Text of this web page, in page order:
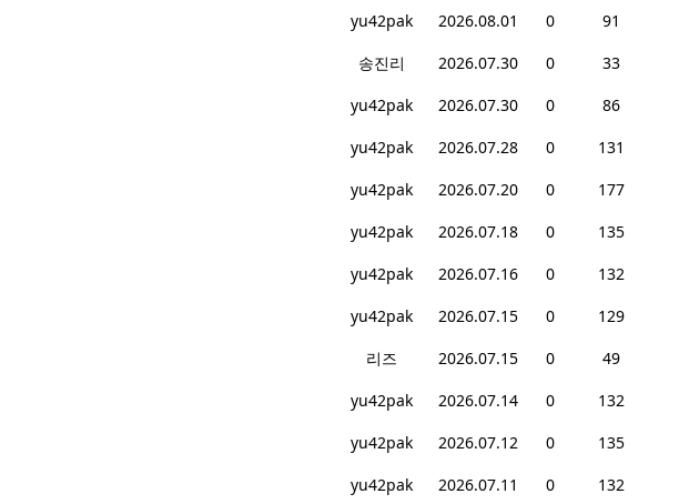
yu42pak 2026.08.01 0
91
송진리 2026.07.30 0
33
yu42pak 2026.07.30 0
86
yu42pak 2026.07.28 0
131
yu42pak 2026.07.20 0
177
yu42pak 2026.07.18 0
135
yu42pak 2026.07.16 0
132
yu42pak 2026.07.15 0
129
리즈 2026.07.15 0
49
yu42pak 2026.07.14 0
132
yu42pak 2026.07.12 0
135
yu42pak 2026.07.11 0 132